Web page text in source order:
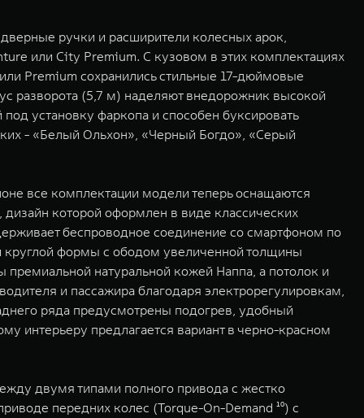
ручки и расширители колесных арок,
или City Premium. С кузовом в этих комплектациях
Premium сохранились стильные 17-дюймовые
разворота (5,7 м) наделяют внедорожник высокой
установку фаркопа и способен буксировать
- «Белый Ольхон», «Черный Богдо», «Серый
все комплектации модели теперь оснащаются
которой оформлен в виде классических
беспроводное соединение со смартфоном по
формы с ободом увеличенной толщины
натуральной кожей Наппа, а потолок и
и пассажира благодаря электрорегулировкам,
ряда предусмотрены подогрев, удобный
интерьеру предлагается вариант в черно-красном
двумя типами полного привода с жестко
передних колес (Torque-On-Demand ¹⁰) с